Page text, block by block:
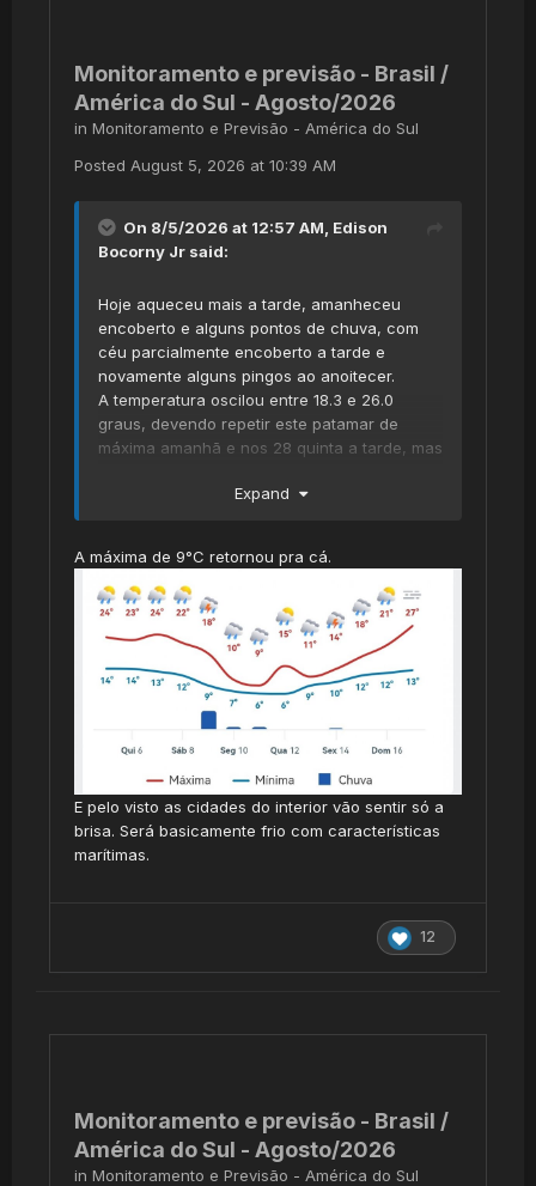
Monitoramento e previsão - Brasil /
América do Sul - Agosto/2026
in Monitoramento e Previsão - América do Sul
Posted August 5, 2026 at 10:39 AM
On 8/5/2026 at 12:57 AM, Edison
Bocorny Jr said:
Hoje aqueceu mais a tarde, amanheceu
encoberto e alguns pontos de chuva, com
céu parcialmente encoberto a tarde e
novamente alguns pingos ao anoitecer.
A temperatura oscilou entre 18.3 e 26.0
graus, devendo repetir este patamar de
máxima amanhã e nos 28 quinta a tarde, mas
Sexta o padrão muda e o frio predomina,
próxima semana. Já o GFS insiste em frio
mais úmido.
Expand
A máxima de 9°C retornou pra cá.
E pelo visto as cidades do interior vão sentir só a
brisa. Será basicamente frio com características
marítimas.
12
Monitoramento e previsão - Brasil /
América do Sul - Agosto/2026
in Monitoramento e Previsão - América do Sul